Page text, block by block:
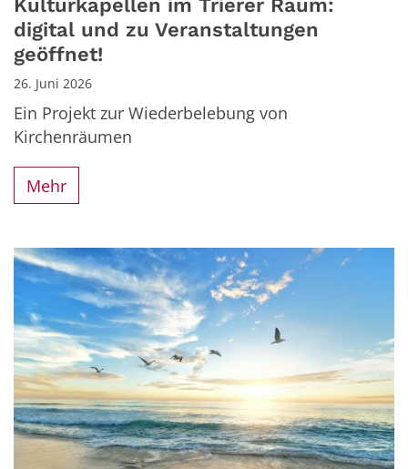
Kulturkapellen im Trierer Raum:
digital und zu Veranstaltungen
geöffnet!
26. Juni 2026
Ein Projekt zur Wiederbelebung von
Kirchenräumen
Mehr